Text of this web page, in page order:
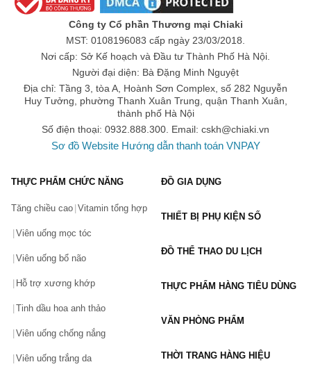
Công ty Cổ phần Thương mại Chiaki
MST: 0108196083 cấp ngày 23/03/2018.
Nơi cấp: Sở Kế hoạch và Đầu tư Thành Phố Hà Nội.
Người đại diện: Bà Đặng Minh Nguyệt
Địa chỉ: Tầng 3, tòa A, Hoành Sơn Complex, số 282 Nguyễn
Huy Tưởng, phường Thanh Xuân Trung, quận Thanh Xuân,
thành phố Hà Nội
Số điện thoại: 0932.888.300. Email: cskh@chiaki.vn
Sơ đồ Website Hướng dẫn thanh toán VNPAY
THỰC PHẨM CHỨC NĂNG
Tăng chiều cao Vitamin tổng hợp
Viên uống mọc tóc
Viên uống bổ não
Hỗ trợ xương khớp
Tinh dầu hoa anh thảo
Viên uống chống nắng
Viên uống trắng da
ĐỒ GIA DỤNG
THIẾT BỊ PHỤ KIỆN SỐ
ĐỒ THỂ THAO DU LỊCH
THỰC PHẨM HÀNG TIÊU DÙNG
VĂN PHÒNG PHẨM
THỜI TRANG HÀNG HIỆU
Áp dụng cho đơn hàng từ:0
Chỉ áp dụng cho gian hàng:
Ngày hết hạn:
LẤY MÃ NGAY